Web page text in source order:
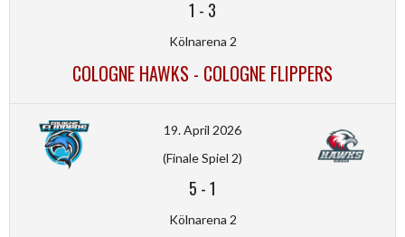
1 - 3
Kölnarena 2
COLOGNE HAWKS - COLOGNE FLIPPERS
19. April 2026
(Finale Spiel 2)
5 -1
Kölnarena 2